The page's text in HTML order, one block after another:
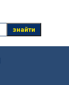
знайти